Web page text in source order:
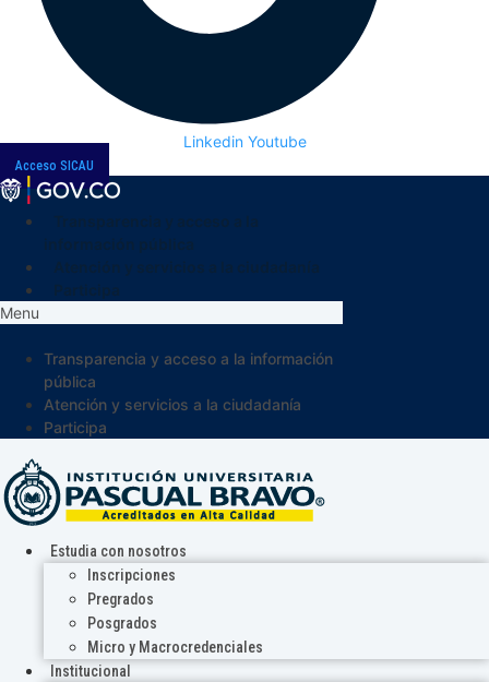
Linkedin Youtube
Acceso SICAU
Menu
Transparencia y acceso a la información
pública
Atención y servicios a la ciudadanía
Participa
Estudia con nosotros
Inscripciones
Pregrados
Posgrados
Micro y Macrocredenciales
Institucional